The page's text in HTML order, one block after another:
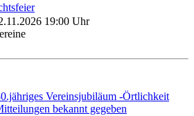
19:00 Uhr
Vereinsjubiläum -Örtlichkeit
bekannt gegeben